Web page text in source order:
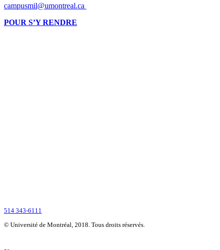
campusmil@umontreal.ca
POUR S’Y RENDRE
514 343-6111
© Université de Montréal, 2018. Tous droits réservés.